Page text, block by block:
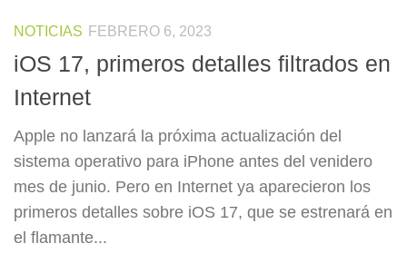
NOTICIAS FEBRERO 6, 2023
iOS 17, primeros detalles filtrados en
Internet
Apple no lanzará la próxima actualización del
sistema operativo para iPhone antes del venidero
mes de junio. Pero en Internet ya aparecieron los
primeros detalles sobre iOS 17, que se estrenará en
el flamante...